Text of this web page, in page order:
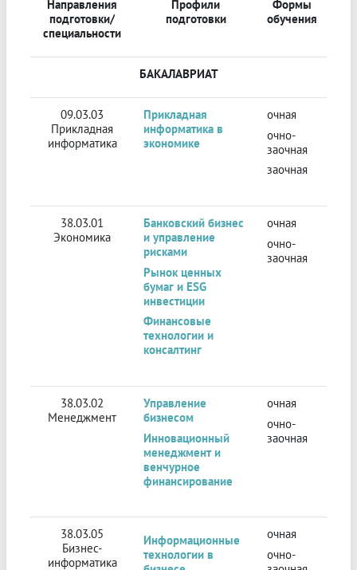
Направления
подготовки/
специальности
Профили
подготовки
Формы
обучения
БАКАЛАВРИАТ
09.03.03
Прикладная
информатика
Прикладная
информатика в
экономике
очная
очно-
заочная
заочная
38.03.01
Экономика
Банковский бизнес
и управление
рисками
Рынок ценных
бумаг и ESG
инвестиции
Финансовые
технологии и
консалтинг
очная
очно-
заочная
38.03.02
Менеджмент
Управление
бизнесом
Инновационный
менеджмент и
венчурное
финансирование
очная
очно-
заочная
38.03.05
Бизнес-
информатика
Информационные
технологии в
очная
очно-